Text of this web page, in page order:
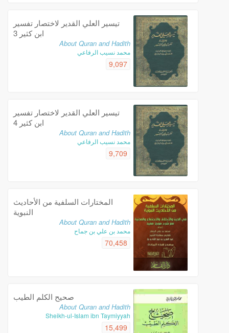
تيسير العلي القدير لاختصار تفسير
ابن كثير 3
About Quran and Hadith
محمد نسيب الرفاعي
9,097
تيسير العلي القدير لاختصار تفسير
ابن كثير 4
About Quran and Hadith
محمد نسيب الرفاعي
9,709
المختارات السلفية من الأحاديث
النبوية
About Quran and Hadith
محمد بن علي بن جماح
70,458
صحيح الكلم الطيب
About Quran and Hadith
Sheikh-ul-Islam ibn Taymiyyah
15,499